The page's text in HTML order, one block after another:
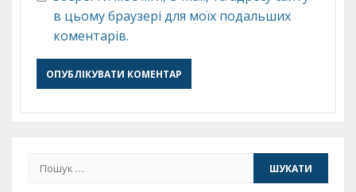
в цьому браузері для моїх подальших
коментарів.
Пошук: